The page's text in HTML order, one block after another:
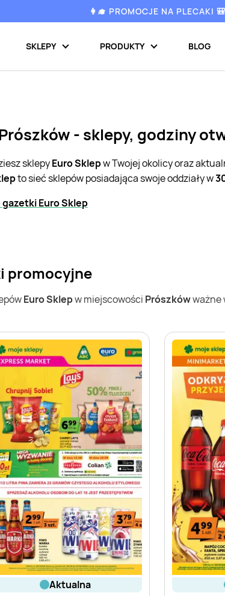
👩‍🎓 PROMOCJE NA PLECAKI 🎒
SKLEPY PRODUKTY BLOG
- sklepy, godziny
sklepyEuro Sklepw Twojej okolicy oraz
to sieć sklepów posiadająca swoje oddziały w
Euro Sklep
promocyjne
Euro Sklepw miejscowości Prószkówważne
aktualna